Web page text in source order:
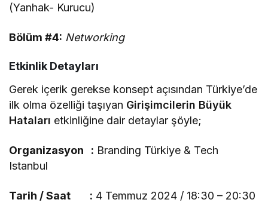
(Yanhak- Kurucu)
Bölüm #4: Networking
Etkinlik Detayları
Gerek içerik gerekse konsept açısından Türkiye’de
ilk olma özelliği taşıyan Girişimcilerin Büyük
Hataları etkinliğine dair detaylar şöyle;
Organizasyon : Branding Türkiye & Tech
Istanbul
Tarih / Saat : 4 Temmuz 2024 / 18:30 – 20:30